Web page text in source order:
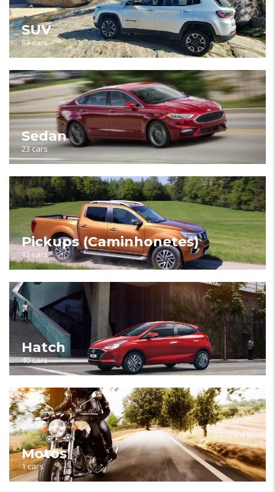
SUV
83 cars
Sedan
23 cars
Pickups (Caminhonetes)
12 cars
Hatch
40 cars
Motos
1 cars